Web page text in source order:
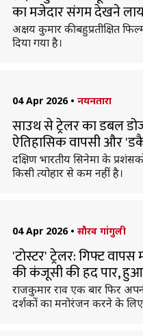
का मजेदार संगम देखने
अक्षय कुमार की बहुप्रतीक्षित
दिया गया है।
04 Apr 2026 • नयनतारा
साउथ से ट्रेलर का डबल
ऐतिहासिक वापसी और
दक्षिण भारतीय सिनेमा के
किसी त्योहार से कम नहीं है।
04 Apr 2026 • सौरव गांगुली
'टोस्टर' ट्रेलर: गिफ्ट
की कंजूसी की हद पार,
राजकुमार राव एक बार फिर
दर्शकों का मनोरंजन करने के लिए